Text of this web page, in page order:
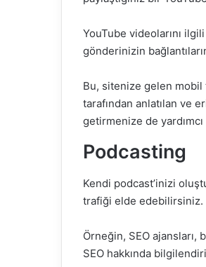
YouTube videolarını
gönderinizin
Bu, sitenize gelen mobil
tarafından anlatılan ve
getirmenize de
Podcasting
Kendi podcast’inizi
trafiği elde edebilirsiniz.
Örneğin, SEO
SEO hakkında